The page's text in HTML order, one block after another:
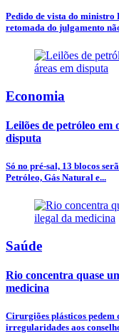
Pedido de vista do
retomada do julgamento
Economia
Leilões de petróleo em
disputa
Só no pré-sal, 13 blocos
Petróleo, Gás Natural e...
Saúde
Rio concentra quase
medicina
Cirurgiões plásticos pedem
irregularidades aos